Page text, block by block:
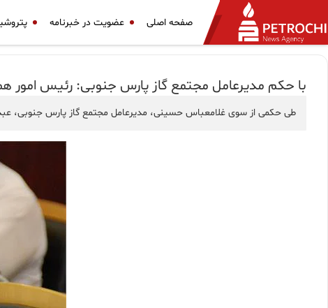
صفحه اصلی عضویت در خبرنامه
با حکم مدیرعامل مجتمع گاز پارس جنوبی: رئیس
طی حکمی از سوی غلامعباس حسینی، مدیرعامل مجتمع گاز پارس جنوبی،